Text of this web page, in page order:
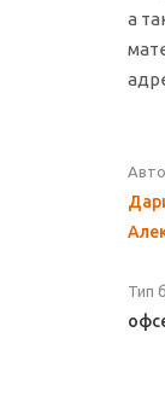
а
Тип